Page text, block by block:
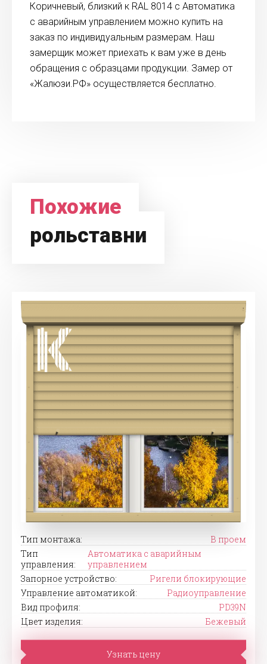
Коричневый, близкий к RAL 8014 с Автоматика
с аварийным управлением можно купить на
заказ по индивидуальным размерам. Наш
замерщик может приехать к вам уже в день
обращения с образцами продукции. Замер от
«Жалюзи.РФ» осуществляется бесплатно.
Похожие
рольставни
Тип монтажа:
В проем
Тип
управления:
Автоматика с аварийным
управлением
Запорное устройство:
Ригели блокирующие
Управление автоматикой:
Радиоуправление
Вид профиля:
PD39N
Цвет изделия:
Бежевый
Узнать цену